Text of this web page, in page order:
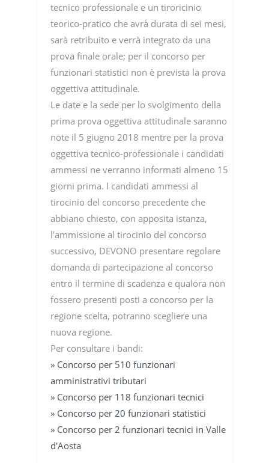
tecnico professionale e un tiroricinio
teorico-pratico che avrà durata di sei mesi,
sarà retribuito e verrà integrato da una
prova finale orale; per il concorso per
funzionari statistici non è prevista la prova
oggettiva attitudinale.
Le date e la sede per lo svolgimento della
prima prova oggettiva attitudinale saranno
note il 5 giugno 2018 mentre per la prova
oggettiva tecnico-professionale i candidati
ammessi ne verranno informati almeno 15
giorni prima. I candidati ammessi al
tirocinio del concorso precedente che
abbiano chiesto, con apposita istanza,
l'ammissione al tirocinio del concorso
successivo, DEVONO presentare regolare
domanda di partecipazione al concorso
entro il termine di scadenza e qualora non
fossero presenti posti a concorso per la
regione scelta, potranno scegliere una
nuova regione.
Per consultare i bandi:
» Concorso per 510 funzionari
amministrativi tributari
» Concorso per 118 funzionari tecnici
» Concorso per 20 funzionari statistici
» Concorso per 2 funzionari tecnici in Valle
d'Aosta